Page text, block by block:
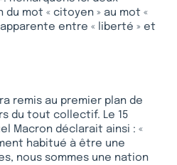
mot « citoyen » au mot «
apparente entre « liberté » et
remis au premier plan de
du tout collectif. Le 15
Macron déclarait ainsi : «
habitué à être une
nous sommes une nation